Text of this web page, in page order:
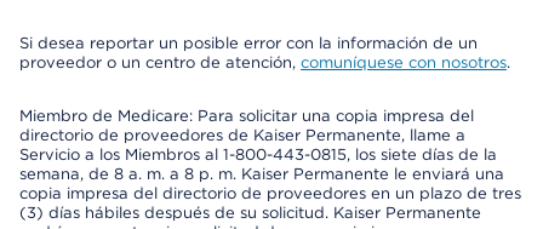
Si desea reportar un posible error con la información de un
proveedor o un centro de atención, comuníquese con nosotros.
Miembro de Medicare: Para solicitar una copia impresa del
directorio de proveedores de Kaiser Permanente, llame a
Servicio a los Miembros al 1-800-443-0815, los siete días de la
semana, de 8 a. m. a 8 p. m. Kaiser Permanente le enviará una
copia impresa del directorio de proveedores en un plazo de tres
(3) días hábiles después de su solicitud. Kaiser Permanente